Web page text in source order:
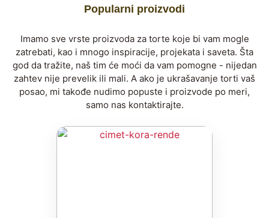
Popularni proizvodi
Imamo sve vrste proizvoda za torte koje bi vam mogle
zatrebati, kao i mnogo inspiracije, projekata i saveta. Šta
god da tražite, naš tim će moći da vam pomogne - nijedan
zahtev nije prevelik ili mali. A ako je ukrašavanje torti vaš
posao, mi takođe nudimo popuste i proizvode po meri,
samo nas kontaktirajte.